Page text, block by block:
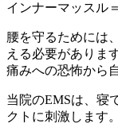
インナーマッスル
腰を守るためには
える必要がありま
痛みへの恐怖から
当院のEMSは、寝
クトに刺激します。